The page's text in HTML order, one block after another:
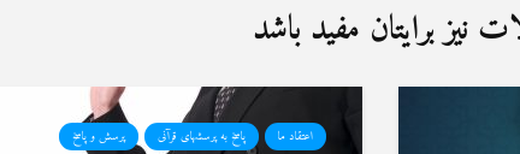
برایتان مفید باشد
اعتقاد ما پاسخ به پرسشهای قرآنی پرسش و پاسخ